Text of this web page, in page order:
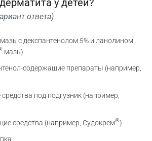
у детей?
ответа)
с декспантенолом 5% и ланолином
мазь)
содержащие препараты (например,
под подгузник (например,
средства (например, Судокрем®)